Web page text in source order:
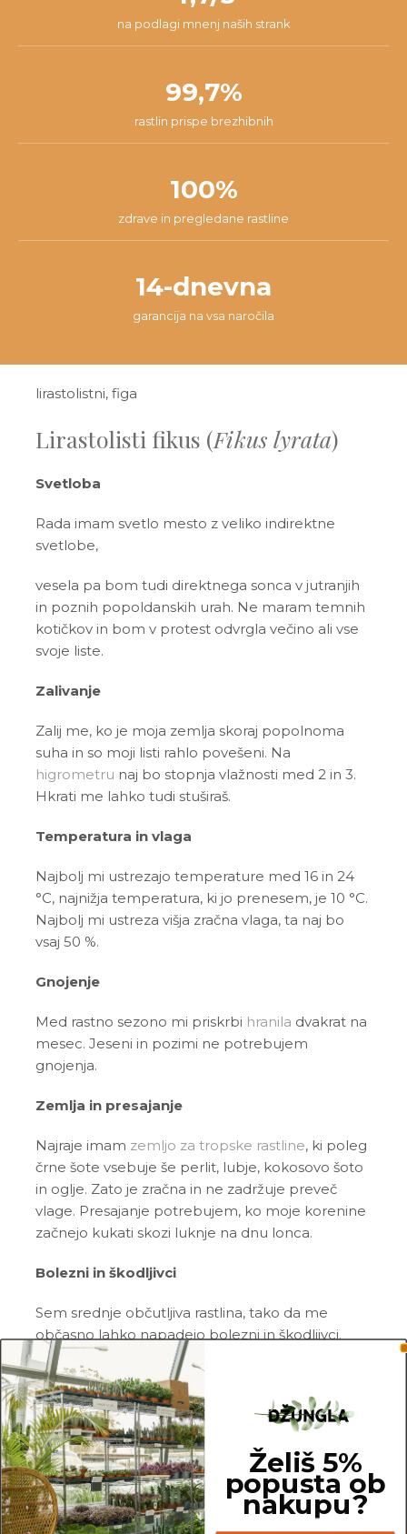
na podlagi mnenj naših strank
99,7%
rastlin prispe brezhibnih
100%
zdrave in pregledane rastline
14-dnevna
garancija na vsa naročila
lirastolistni, figa
Lirastolisti fikus (Fikus lyrata)
Svetloba
Rada imam svetlo mesto z veliko indirektne
svetlobe,
vesela pa bom tudi direktnega sonca v jutranjih
in poznih popoldanskih urah. Ne maram temnih
kotičkov in bom v protest odvrgla večino ali vse
svoje liste.
Zalivanje
Zalij me, ko je moja zemlja skoraj popolnoma
suha in so moji listi rahlo povešeni. Na
higrometru naj bo stopnja vlažnosti med 2 in 3.
Hkrati me lahko tudi stuširaš.
Temperatura in vlaga
Najbolj mi ustrezajo temperature med 16 in 24
°C, najnižja temperatura, ki jo prenesem, je 10 °C.
Najbolj mi ustreza višja zračna vlaga, ta naj bo
vsaj 50 %.
Gnojenje
Med rastno sezono mi priskrbi hranila dvakrat na
mesec. Jeseni in pozimi ne potrebujem
gnojenja.
Zemlja in presajanje
Najraje imam zemljo za tropske rastline, ki poleg
črne šote vsebuje še perlit, lubje, kokosovo šoto
in oglje. Zato je zračna in ne zadržuje preveč
vlage. Presajanje potrebujem, ko moje korenine
začnejo kukati skozi luknje na dnu lonca.
Bolezni in škodljivci
Sem srednje občutljiva rastlina, tako da me
občasno lahko napadejo bolezni in škodljivci.
Najbolj pogosto me napadejo listne uši in pršice.
Zato me redno pregleduj in me ob znakih
škodljivcev pozdravi z insekticidom ali mešanico
Neem tonika
in vode.
Pogoste težave
Odpadanje listov:svoje liste po navadi
odvržem ob nenadnih spremembah
Želiš 5%
popusta ob
nakupu?